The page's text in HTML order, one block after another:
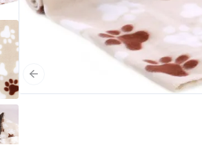
Poprzedni slajd